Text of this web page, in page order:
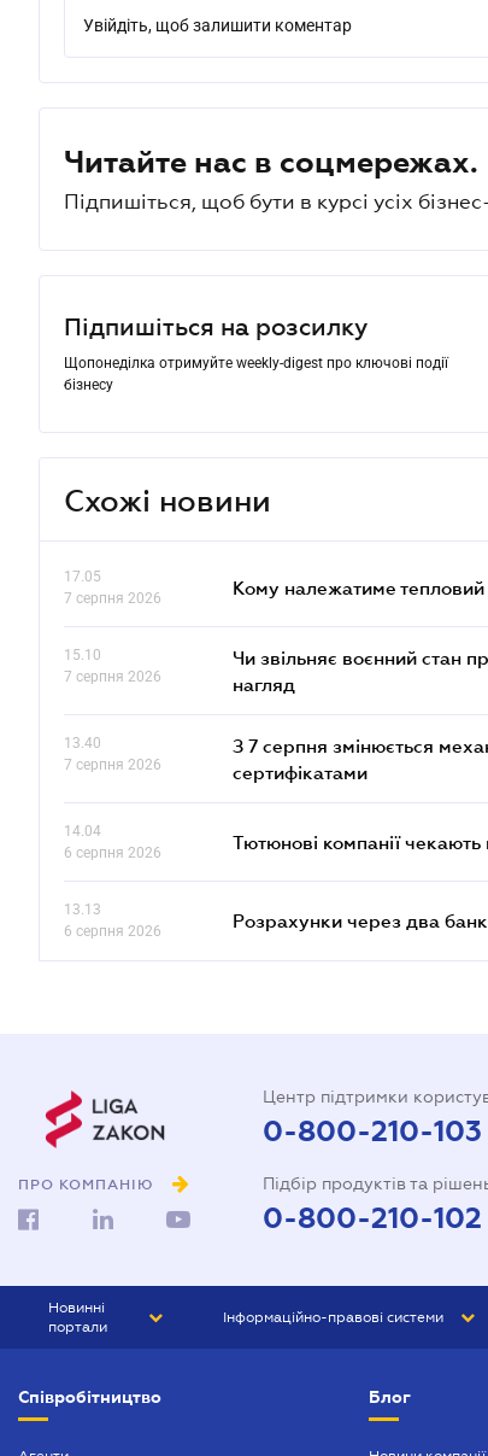
Увійдіть, щоб залишити коментар
Читайте нас в соцмережах.
Підпишіться, щоб бути в курсі усіх
Підпишіться на розсилку
Щопонеділка отримуйте weekly-digest про ключові події
бізнесу
Схожі новини
17.05
7 серпня 2026
Кому належатиме тепловий
15.10
7 серпня 2026
Чи звільняє воєнний стан
нагляд
13.40
7 серпня 2026
З 7 серпня змінюється
сертифікатами
14.04
6 серпня 2026
Тютюнові компанії
13.13
6 серпня 2026
Розрахунки через два
ПРО КОМПАНІЮ
Центр підтримки
0-800-210-103
Підбір продуктів та
0-800-210-102
Новинні
портали
БІЗНЕС
Інформаційно-правові системи
Співробітництво Блог